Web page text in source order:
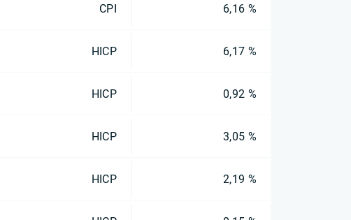
CPI 6,16 %
HICP 6,17 %
HICP 0,92 %
HICP 3,05 %
HICP 2,19 %